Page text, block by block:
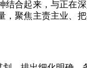
结合起来，与正在
，聚焦主责主业、